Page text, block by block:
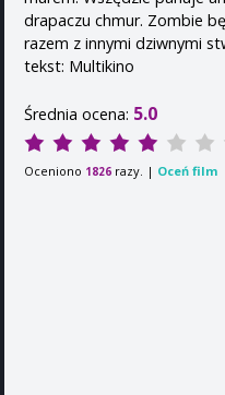
drapaczu chmur. Zombie
razem z innymi dziwnymi
tekst: Multikino
Średnia ocena: 5.0
Oceniono 1826 razy. | Oceń film